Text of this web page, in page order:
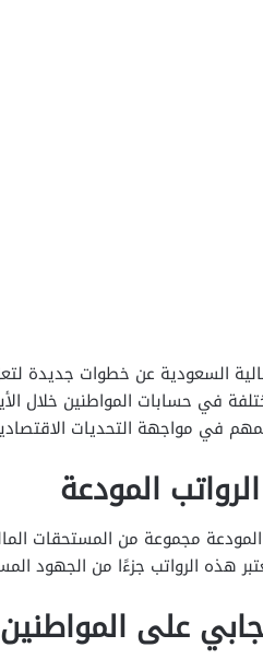
السعودية عن خطوات جديدة
في حسابات المواطنين خلال
في مواجهة التحديات
المودعة
مجموعة من المستحقات
هذه الرواتب جزءًا من الجهود
على المواطنين